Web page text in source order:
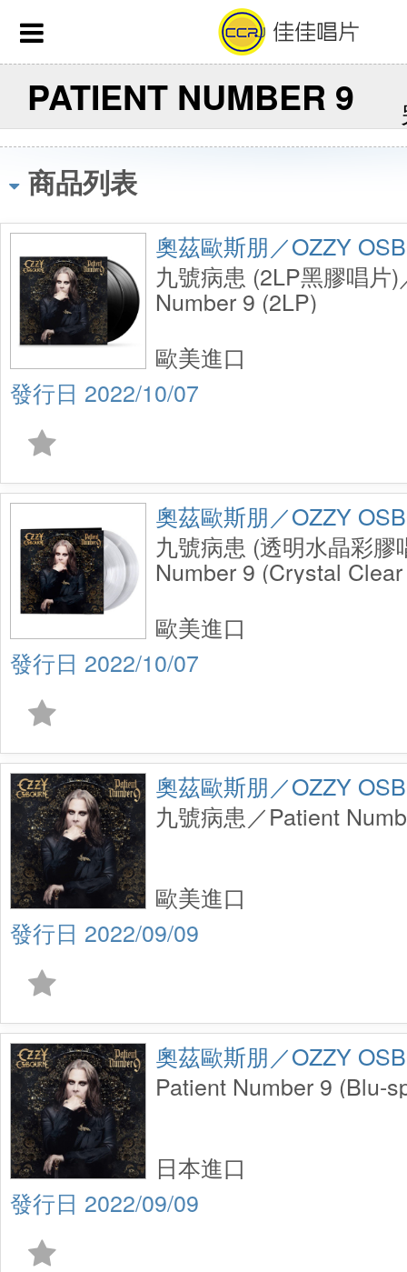
PATIENT NUMBER 9
商品列表
奧茲歐斯朋／OZZY
九號病患 (2LP黑膠唱片
Number 9 (2LP)
2022/10/07
歐美進口
奧茲歐斯朋／OZZY
九號病患 (透明水晶彩膠
Number 9 (Crystal
2022/10/07
歐美進口
奧茲歐斯朋／OZZY
九號病患／Patient
2022/09/09
歐美進口
奧茲歐斯朋／OZZY
Patient Number 9 (Blu-
2022/09/09
日本進口